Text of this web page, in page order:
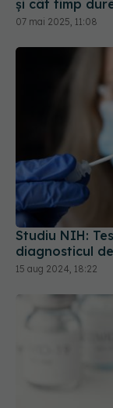
Studiu NIH:
diagnosticul de
15 aug 2024, 18:22